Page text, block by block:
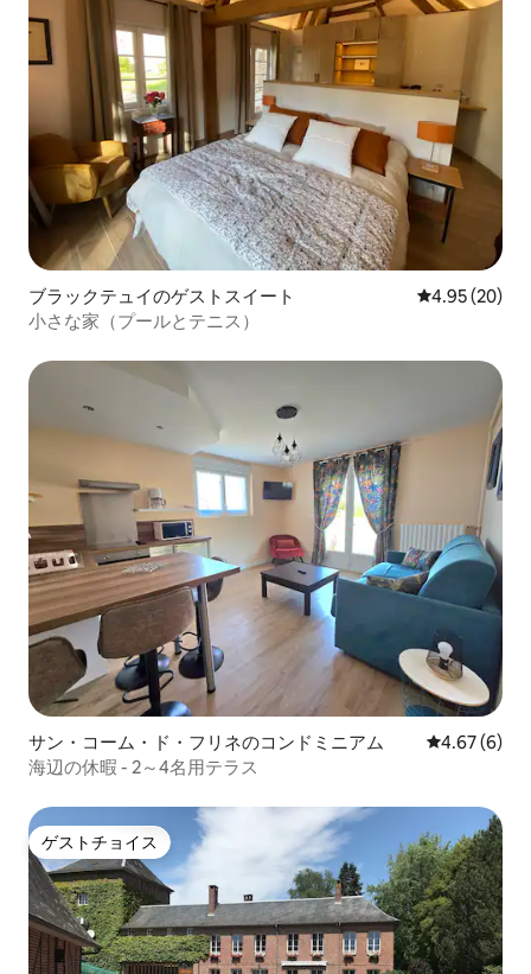
ブラックテュイのゲストスイート レビュー20
4.95 (20)
小さな家（プールとテニス）
サン・コーム・ド・フリネのコンドミニアム レビュー6
4.67 (6)
海辺の休暇 - 2～4名用テラス
ゲストチョイス
ゲストチョイス